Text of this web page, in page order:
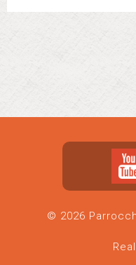
© 2026